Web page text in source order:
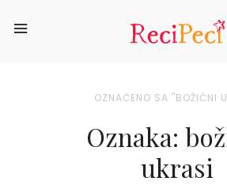
OZNAČENO SA "BOŽIĆNI
Oznaka:
ukrasi